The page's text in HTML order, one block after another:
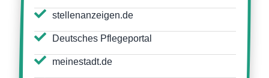
stellenanzeigen.de
Deutsches Pflegeportal
meinestadt.de